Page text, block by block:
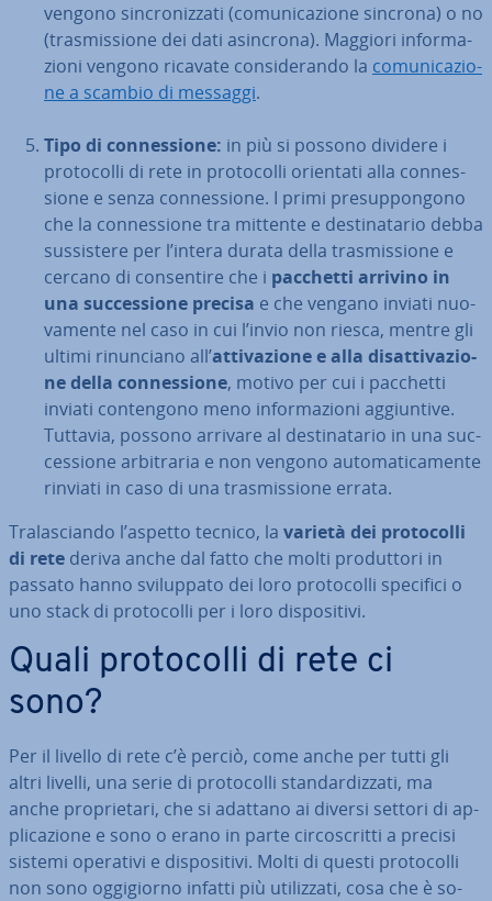
vengono sin­cro­niz­za­ti (co­mu­ni­ca­zio­ne sincrona) o no
(tra­smis­sio­ne dei dati asincrona). Maggiori in­for­ma­
zio­ni vengono ricavate con­si­de­ran­do la co­mu­ni­ca­zio­
ne a scambio di messaggi.
Tipo di con­nes­sio­ne: in più si possono dividere i
pro­to­col­li di rete in pro­to­col­li orientati alla con­nes­
sio­ne e senza con­nes­sio­ne. I primi pre­sup­pon­go­no
che la con­nes­sio­ne tra mittente e de­sti­na­ta­rio debba
sus­si­ste­re per l’intera durata della tra­smis­sio­ne e
cercano di con­sen­ti­re che i pacchetti arrivino in
una suc­ces­sio­ne precisa e che vengano inviati nuo­
va­men­te nel caso in cui l’invio non riesca, mentre gli
ultimi ri­nun­cia­no all’at­ti­va­zio­ne e alla di­sat­ti­va­zio­
ne della con­nes­sio­ne, motivo per cui i pacchetti
inviati con­ten­go­no meno in­for­ma­zio­ni ag­giun­ti­ve.
Tuttavia, possono arrivare al de­sti­na­ta­rio in una suc­
ces­sio­ne ar­bi­tra­ria e non vengono au­to­ma­ti­ca­men­te
rinviati in caso di una tra­smis­sio­ne errata.
Tra­la­scian­do l’aspetto tecnico, la varietà dei pro­to­col­li
di rete deriva anche dal fatto che molti pro­dut­to­ri in
passato hanno svi­lup­pa­to dei loro pro­to­col­li specifici o
uno stack di pro­to­col­li per i loro di­spo­si­ti­vi.
Quali pro­to­col­li di rete ci
sono?
Per il livello di rete c’è perciò, come anche per tutti gli
altri livelli, una serie di pro­to­col­li stan­dar­diz­za­ti, ma
anche pro­prie­ta­ri, che si adattano ai diversi settori di ap­
pli­ca­zio­ne e sono o erano in parte cir­co­scrit­ti a precisi
sistemi operativi e di­spo­si­ti­vi. Molti di questi pro­to­col­li
non sono og­gi­gior­no infatti più uti­liz­za­ti, cosa che è so­